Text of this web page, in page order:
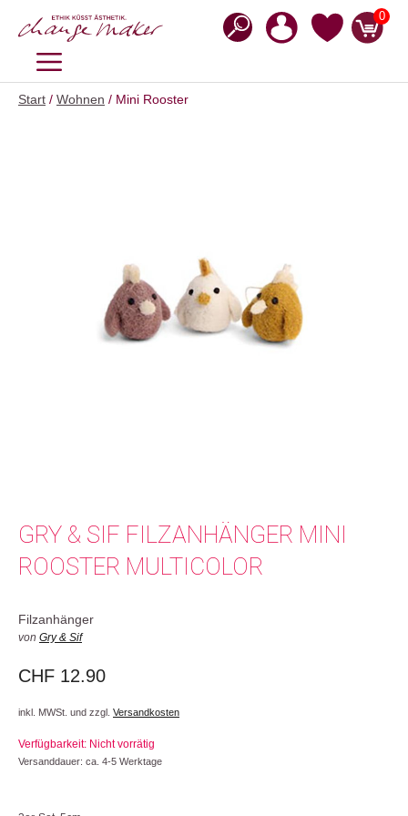
Inhalt
0
MENÜ
Start / Wohnen / Mini Rooster
GRY & SIF FILZANHÄNGER MINI
ROOSTER MULTICOLOR
Filzanhänger
von Gry & Sif
CHF 12.90
inkl. MWSt. und zzgl. Versandkosten
Verfügbarkeit: Nicht vorrätig
Versanddauer: ca. 4-5 Werktage